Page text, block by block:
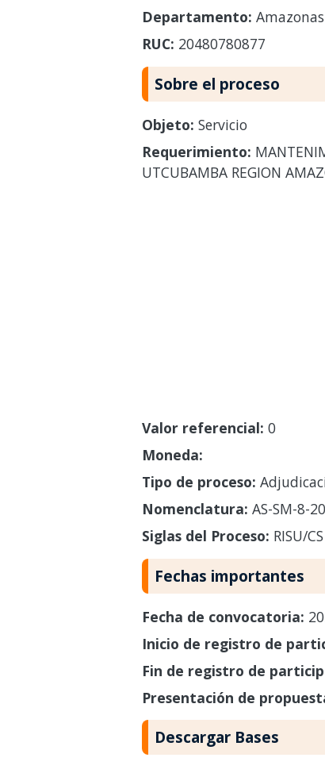
Departamento: Amazonas
RUC: 20480780877
Sobre el proceso
Objeto: Servicio
Requerimiento:
UTCUBAMBA REGION
Valor referencial: 0
Moneda:
Tipo de proceso:
Nomenclatura: AS-SM-8-
Siglas del Proceso: RISU/CS
Fechas importantes
Fecha de convocatoria:
Inicio de registro de
Fin de registro de
Presentación de
Descargar Bases